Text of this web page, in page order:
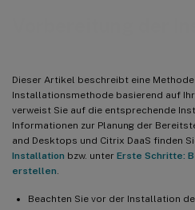
Dieser Artikel beschreibt eine
Installationsmethode basierend auf
verweist Sie auf die entsprechende
Informationen zur Planung der
and Desktops und Citrix DaaS finden
Installation bzw. unter Erste Schritte:
erstellen
Beachten Sie vor der Installation